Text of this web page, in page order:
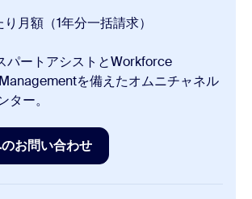
月額（1年分一括請求）
パートアシストとWorkforce
を備えたオムニチャネル
ター。
お問い合わせ
営業担当へのお問い合わせ